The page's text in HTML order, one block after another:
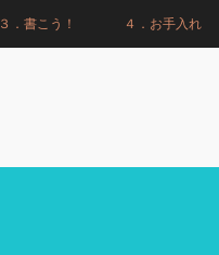
３．書こう！ ４．お手入れ